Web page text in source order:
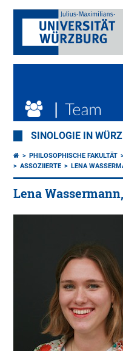
SINOLOGIE IN
PHILOSOPHISCHE FAKULTÄT
ASSOZIIERTE
LENA
Lena